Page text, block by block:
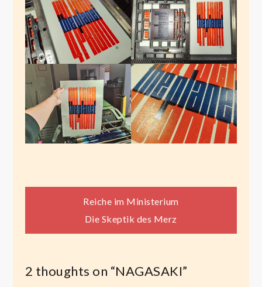
Beitragsnavigation
Reiche im Ministerium
Die Skeptik des Merz
2 thoughts on “NAGASAKI”